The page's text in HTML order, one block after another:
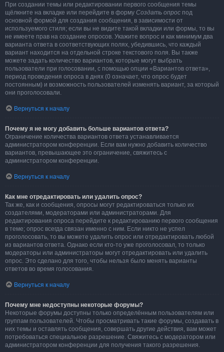
При создании темы или редактировании первого сообщения темы
щёлкните на вкладке или перейдите в форму Создать опрос под
основной формой для создания сообщения, в зависимости от
используемого стиля; если вы не видите такой вкладки или формы, то вы
не имеете прав на создание опросов. Укажите вопрос и как минимум два
варианта ответа в соответствующих полях, убедившись, что каждый
вариант находится на отдельной строке текстового поля. Вы также
можете задать количество вариантов, которые могут выбрать
пользователи при голосовании, с помощью опции «Вариантов ответа»,
период проведения опроса в днях (0 означает, что опрос будет
постоянным) и возможность пользователей изменять вариант, за который
они проголосовали.
Вернуться к началу
Почему я не могу добавить больше вариантов ответа?
Ограничение количества вариантов ответа устанавливается
администратором конференции. Если вам нужно добавить количество
вариантов, превышающее это ограничение, свяжитесь с
администратором конференции.
Вернуться к началу
Как мне отредактировать или удалить опрос?
Так же, как и сообщения, опросы могут редактироваться только их
создателями, модераторами или администраторами. Для
редактирования опроса перейдите к редактированию первого сообщения
в теме; опрос всегда связан именно с ним. Если никто не успел
проголосовать, то вы можете удалить опрос или отредактировать любой
из вариантов ответа. Однако если кто-то уже проголосовал, то только
модераторы или администраторы могут отредактировать или удалить
опрос. Это сделано для того, чтобы нельзя было менять варианты
ответов во время голосования.
Вернуться к началу
Почему мне недоступны некоторые форумы?
Некоторые форумы доступны только определённым пользователям или
группам пользователей. Чтобы просматривать такие форумы, создавать в
них темы и оставлять сообщения, совершать другие действия, вам может
потребоваться специальное разрешение. Свяжитесь с модератором или
администратором конференции для получения такого разрешения.